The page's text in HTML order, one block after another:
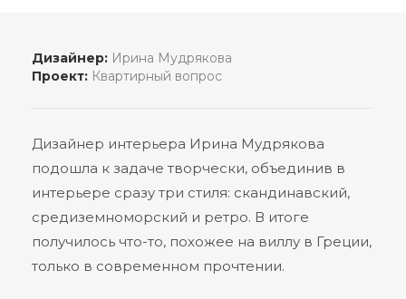
Дизайнер: Ирина Мудрякова
Проект: Квартирный вопрос
Дизайнер интерьера Ирина Мудрякова
подошла к задаче творчески, объединив в
интерьере сразу три стиля: скандинавский,
средиземноморский и ретро. В итоге
получилось что-то, похожее на виллу в Греции,
только в современном прочтении.